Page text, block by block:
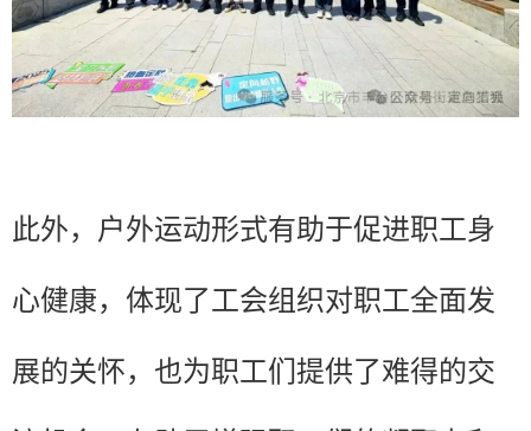
此外，户外运动形式有助于促进职工身
心健康，体现了工会组织对职工全面发
展的关怀，也为职工们提供了难得的交